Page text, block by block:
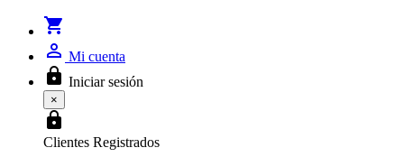
shopping_cart
person_outline Mi cuenta
lock Iniciar sesión
×
lock
Clientes Registrados